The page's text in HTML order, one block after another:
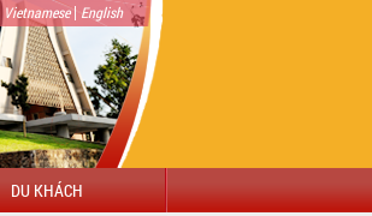
Vietnamese| English
DU KHÁCH